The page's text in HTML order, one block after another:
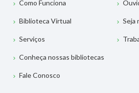
Como Funciona
Biblioteca Virtual
Serviços
Conheça nossas bibliotecas
Fale Conosco
Seja